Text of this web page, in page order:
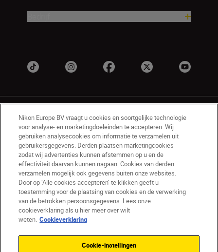
BE(nl) Nikon Sites
Contact opnemen
Privacyverklaring
Gebruiksvoorwaarden
Nikon Store - Algemene voorwaarden
Cookieverklaring
Toegankelijkheid
Cookie-instellingen
© 2026 Nikon
Nikon Europe BV vraagt u cookies en soortgelijke technologie
voor analyse- en marketingdoeleinden te accepteren. Wij
gebruiken analysecookies om informatie te verzamelen uit
gebruikersgegevens. Derden plaatsen marketingcookies
zodat wij advertenties kunnen afstemmen op u en de
effectiviteit daarvan kunnen nagaan. Cookies van derden
verzamelen mogelijk ook gegevens buiten onze websites.
Door op ‘Alle cookies accepteren’ te klikken geeft u
toestemming voor de plaatsing van cookies en de verwerking
van de betrokken persoonsgegevens. Lees onze
cookieverklaring als u hier meer over wilt
weten. Cookieverklaring
Cookie-instellingen